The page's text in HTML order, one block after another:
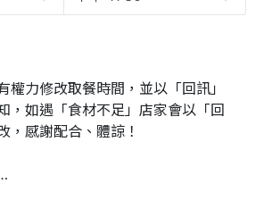
權力修改取餐時間，並以「回訊」
，如遇「食材不足」店家會以「回
，感謝配合、體諒！
中午11：30」